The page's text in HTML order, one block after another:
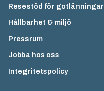
Resestöd för gotlänningar
Hållbarhet & miljö
Pressrum
Jobba hos oss
Integritetspolicy